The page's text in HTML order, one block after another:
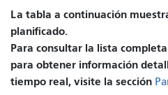
La tabla a continuación
planificado.
Para consultar la lista
para obtener información
tiempo real, visite la sección